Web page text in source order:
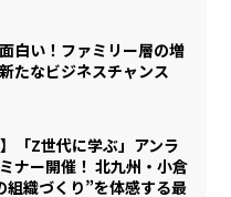
白い！ファミリー層の増
たなビジネスチャンス
「Z世代に学ぶ」アンラ
ナー開催！ 北九州・小倉
組織づくり”を体感する最